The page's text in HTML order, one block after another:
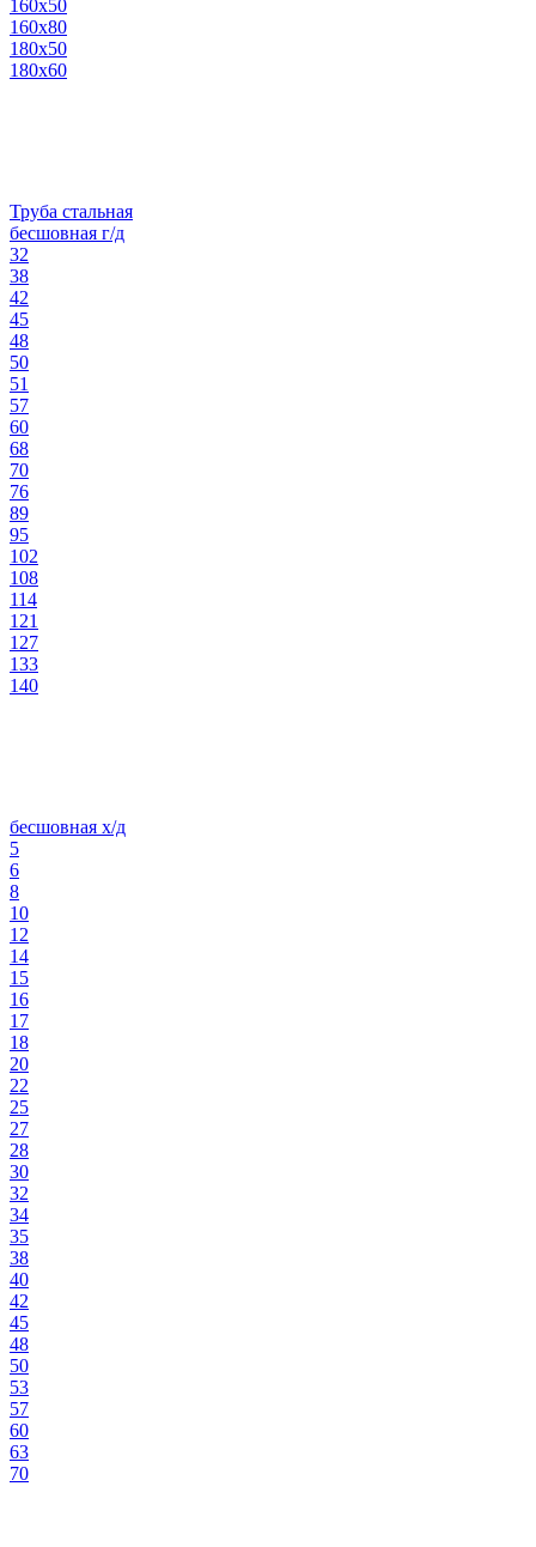
160х50
160х80
180х50
180х60
Труба стальная
бесшовная г/д
32
38
42
45
48
50
51
57
60
68
70
76
89
95
102
108
114
121
127
133
140
бесшовная х/д
5
6
8
10
12
14
15
16
17
18
20
22
25
27
28
30
32
34
35
38
40
42
45
48
50
53
57
60
63
70